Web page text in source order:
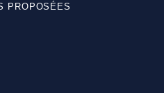
PROPOSÉES